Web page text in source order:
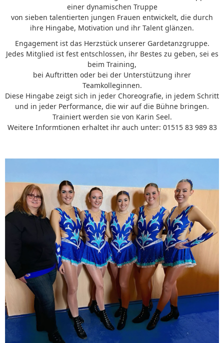
einer dynamischen Truppe
von sieben talentierten jungen Frauen entwickelt, die durch
ihre Hingabe, Motivation und ihr Talent glänzen.
Engagement ist das Herzstück unserer Gardetanzgruppe.
Jedes Mitglied ist fest entschlossen, ihr Bestes zu geben, sei es
beim Training,
bei Auftritten oder bei der Unterstützung ihrer
Teamkolleginnen.
Diese Hingabe zeigt sich in jeder Choreografie, in jedem Schritt
und in jeder Performance, die wir auf die Bühne bringen.
Trainiert werden sie von Karin Seel.
Weitere Informtionen erhaltet ihr auch unter: 01515 83 989 83